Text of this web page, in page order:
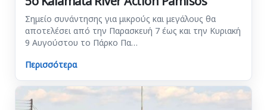
Σημείο συνάντησης για μικρούς και μεγάλους θα
αποτελέσει από την Παρασκευή 7 έως και την Κυριακή
9 Αυγούστου το Πάρκο Πα…
Περισσότερα